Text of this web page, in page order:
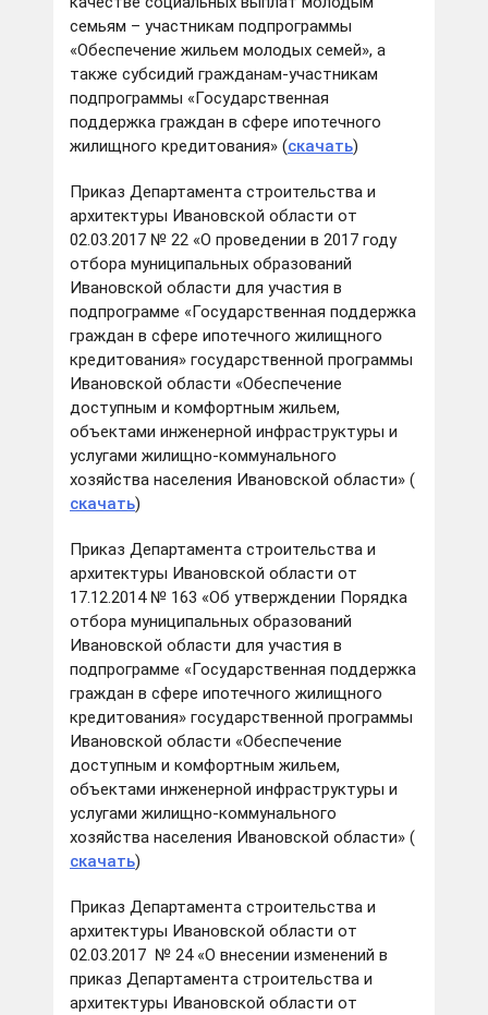
семьям – участникам подпрограммы
«Обеспечение жильем молодых семей», а
также субсидий гражданам-участникам
подпрограммы «Государственная
поддержка граждан в сфере ипотечного
жилищного кредитования» (скачать)
Приказ Департамента строительства и
архитектуры Ивановской области от
02.03.2017 № 22 «О проведении в 2017 году
отбора муниципальных образований
Ивановской области для участия в
подпрограмме «Государственная поддержка
граждан в сфере ипотечного жилищного
кредитования» государственной программы
Ивановской области «Обеспечение
доступным и комфортным жильем,
объектами инженерной инфраструктуры и
услугами жилищно-коммунального
хозяйства населения Ивановской области» (
скачать)
Приказ Департамента строительства и
архитектуры Ивановской области от
17.12.2014 № 163 «Об утверждении Порядка
отбора муниципальных образований
Ивановской области для участия в
подпрограмме «Государственная поддержка
граждан в сфере ипотечного жилищного
кредитования» государственной программы
Ивановской области «Обеспечение
доступным и комфортным жильем,
объектами инженерной инфраструктуры и
услугами жилищно-коммунального
хозяйства населения Ивановской области» (
скачать)
Приказ Департамента строительства и
архитектуры Ивановской области от
02.03.2017 № 24 «О внесении изменений в
приказ Департамента строительства и
архитектуры Ивановской области от